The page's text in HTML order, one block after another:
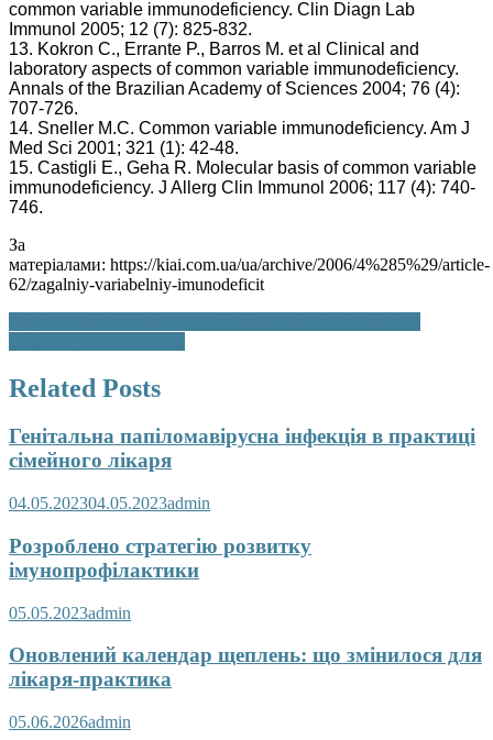
common variable immunodeficiency. Clin Diagn Lab
Immunol 2005; 12 (7): 825-832.
13. Kokron C., Errante P., Barros M. et al Clinical and
laboratory aspects of common variable immunodeficiency.
Annals of the Brazilian Academy of Sciences 2004; 76 (4):
707-726.
14. Sneller M.C. Common variable immunodeficiency. Am J
Med Sci 2001; 321 (1): 42-48.
15. Castigli E., Geha R. Molecular basis of common variable
immunodeficiency. J Allerg Clin Immunol 2006; 117 (4): 740-
746.
За
матеріалами: https://kiai.com.ua/ua/archive/2006/4%285%29/article-
62/zagalniy-variabelniy-imunodeficit
Навігація
записів
Related Posts
Генітальна папіломавірусна інфекція в практиці
сімейного лікаря
04.05.202304.05.2023admin
Розроблено стратегію розвитку
імунопрофілактики
05.05.2023admin
Оновлений календар щеплень: що змінилося для
лікаря-практика
05.06.2026admin